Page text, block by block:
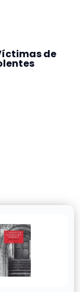
de